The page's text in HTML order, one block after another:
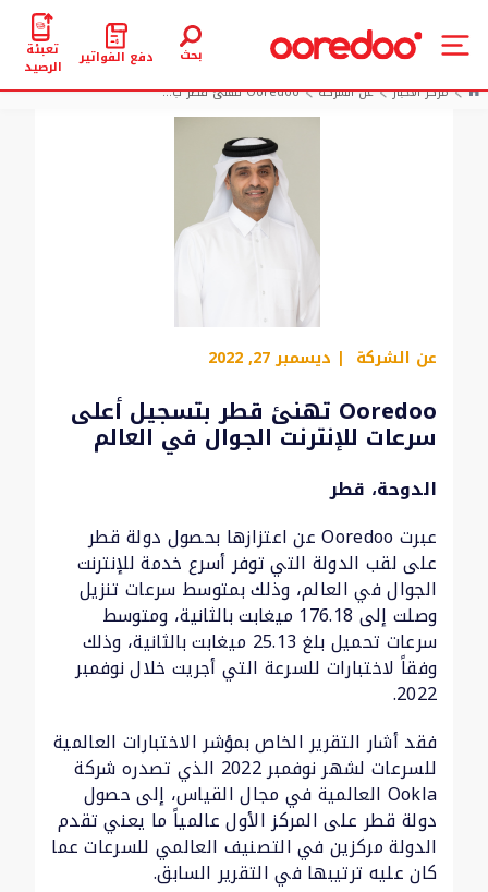
بحث دفع الفواتير تعبئة
الرصيد
مركز الأخبار
عن الشركة Ooredoo تهنئ قطر ب...
عن الشركة | ديسمبر 27, 2022
Ooredoo تهنئ قطر بتسجيل أعلى
سرعات للإنترنت الجوال في العالم
الدوحة، قطر
عبرت Ooredoo عن اعتزازها بحصول دولة قطر
على لقب الدولة التي توفر أسرع خدمة للإنترنت
الجوال في العالم، وذلك بمتوسط سرعات تنزيل
وصلت إلى 176.18 ميغابت بالثانية، ومتوسط
سرعات تحميل بلغ 25.13 ميغابت بالثانية، وذلك
وفقاً لاختبارات للسرعة التي أجريت خلال نوفمبر
2022.
فقد أشار التقرير الخاص بمؤشر الاختبارات العالمية
للسرعات لشهر نوفمبر 2022 الذي تصدره شركة
Ookla العالمية في مجال القياس، إلى حصول
دولة قطر على المركز الأول عالمياً ما يعني تقدم
الدولة مركزين في التصنيف العالمي للسرعات عما
كان عليه ترتيبها في التقرير السابق.